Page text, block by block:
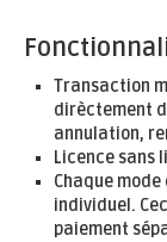
Transaction
dirèctement
annulation,
Licence sans
Chaque
individuel.
paiement